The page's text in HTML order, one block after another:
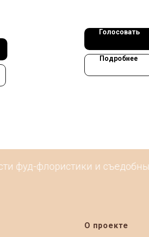
Голосовать
Подробнее
флористики и
О проекте